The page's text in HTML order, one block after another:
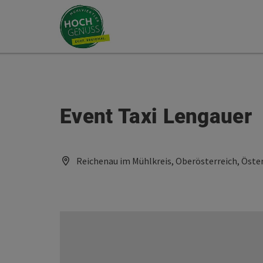
Zum InhaltAccesskey
[0]
Zum Seitenanfang
Event Taxi Lengauer
Reichenau im Mühlkreis, Oberösterreich,